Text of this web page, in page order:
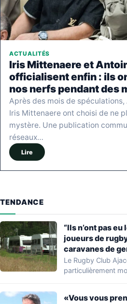
ACTUALITÉS
Iris Mittenaere et
officialisent enfin : ils
nos nerfs pendant des
Après des mois de
Iris Mittenaere ont choisi de ne
mystère. Une publication
réseaux…
Lire
TENDANCE
“Ils n’ont pas
joueurs de
caravanes de
s’installer dans
délogent en
Le Rugby Club
particulièrement
«Vous vous